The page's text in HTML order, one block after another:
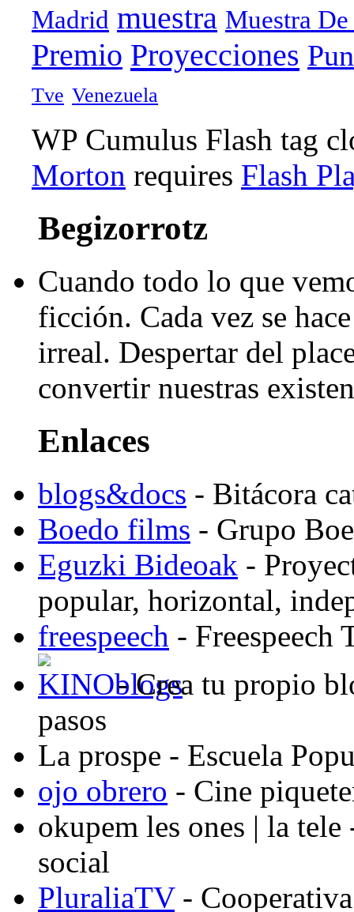
Madrid muestra Muestra
Premio Proyecciones
Tve Venezuela
WP Cumulus Flash tag
Morton requires Flash
Begizorrotz
Cuando todo lo que
ficción. Cada vez se
irreal. Despertar del
convertir nuestras
Enlaces
blogs&docs - Bitácora
Boedo films - Grupo
Eguzki Bideoak -
popular, horizontal,
freespeech - Freespeech
- Crea tu propio
pasos
La prospe - Escuela
ojo obrero - Cine
okupem les ones | la tele
social
PluraliaTV-